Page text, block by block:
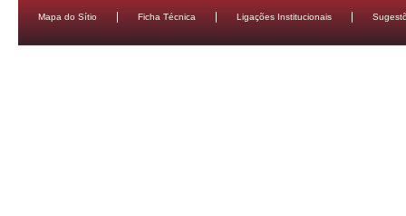
Mapa do Sítio Ficha Técnica Ligações Institucionais